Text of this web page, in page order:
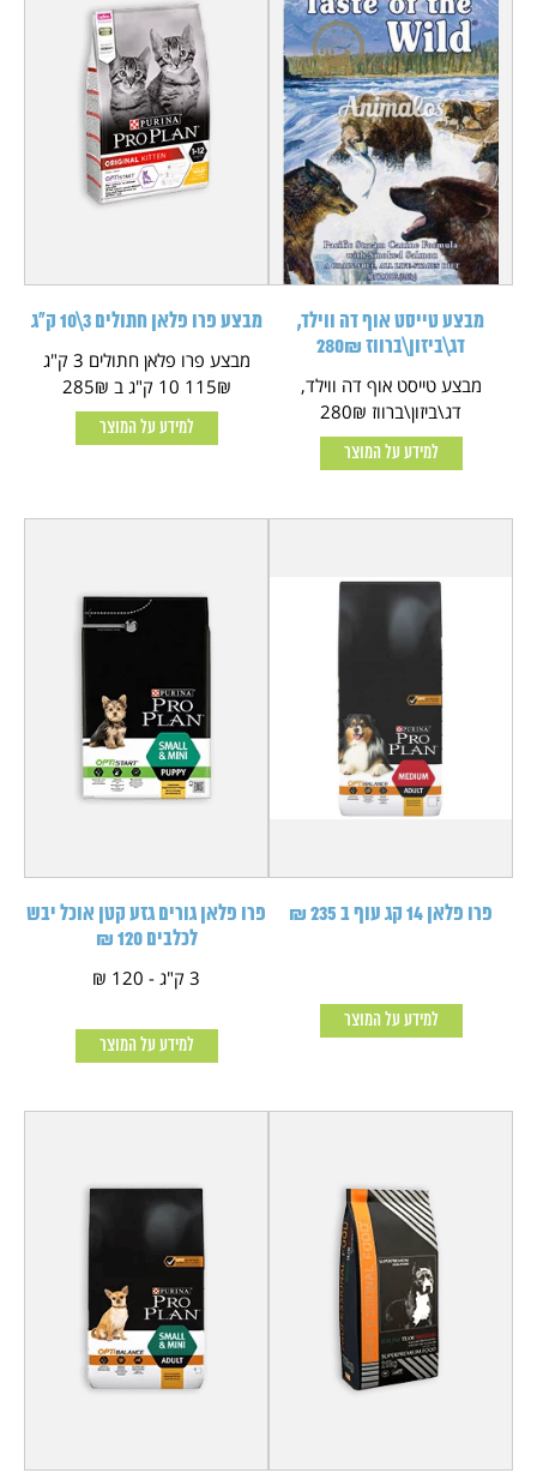
מבצע טייסט אוף דה ווילד,
דג\ביזון\ברווז 280₪
מבצע טייסט אוף דה ווילד,
דג\ביזון\ברווז 280₪
למידע על המוצר
מבצע פרו פלאן חתולים 3\10 ק"ג
מבצע פרו פלאן חתולים 3 ק"ג
115₪ 10 ק"ג ב 285₪
למידע על המוצר
פרו פלאן 14 קג עוף ב 235 ₪
למידע על המוצר
פרו פלאן גורים גזע קטן אוכל יבש
לכלבים 120 ₪
3 ק"ג - 120 ₪
למידע על המוצר